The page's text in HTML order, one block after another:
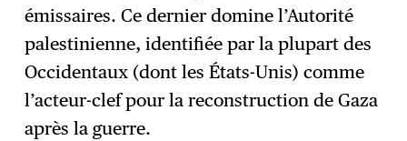
émissaires. Ce dernier domine l’Autorité
palestinienne, identifiée par la plupart des
Occidentaux (dont les États-Unis) comme
l’acteur-clef pour la reconstruction de Gaza
après la guerre.